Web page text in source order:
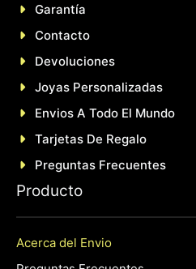
Garantía
Contacto
Devoluciones
Joyas Personalizadas
EnVios A Todo El Mundo
Tarjetas De Regalo
Preguntas Frecuentes
Producto
Acerca del Envio